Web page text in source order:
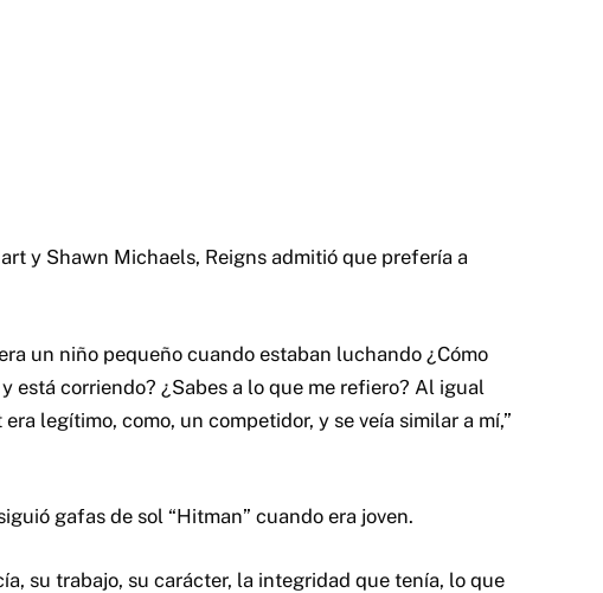
y Shawn Michaels, Reigns admitió que prefería a
un niño pequeño cuando estaban luchando ¿Cómo
está corriendo? ¿Sabes a lo que me refiero? Al igual
legítimo, como, un competidor, y se veía similar a mí,”
gafas de sol “Hitman” cuando era joven.
su trabajo, su carácter, la integridad que tenía, lo que